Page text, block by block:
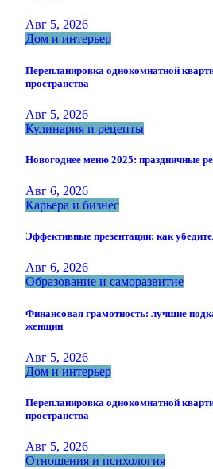
Авг 5, 2026
Дом и интерьер
Перепланировка однокомнатной
пространства
Авг 5, 2026
Кулинария и рецепты
Новогоднее меню 2025: праздничные
Авг 6, 2026
Карьера и бизнес
Эффективные презентации: как
Авг 6, 2026
Образование и саморазвитие
Финансовая грамотность: лучшие
женщин
Авг 5, 2026
Дом и интерьер
Перепланировка однокомнатной
пространства
Авг 5, 2026
Отношения и психология